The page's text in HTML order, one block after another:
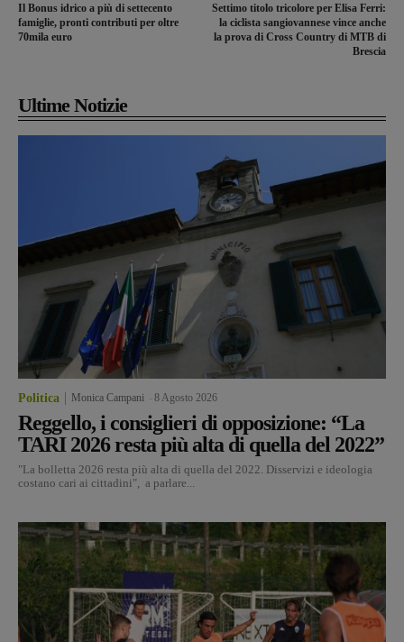
Il Bonus idrico a più di settecento
famiglie, pronti contributi per oltre
70mila euro
Settimo titolo tricolore per Elisa Ferri:
la ciclista sangiovannese vince anche
la prova di Cross Country di MTB di
Brescia
Ultime Notizie
Politica Monica Campani 8 Agosto 2026
Reggello, i consiglieri di opposizione: “La
TARI 2026 resta più alta di quella del 2022”
"La bolletta 2026 resta più alta di quella del 2022. Disservizi e ideologia
costano cari ai cittadini", a parlare...